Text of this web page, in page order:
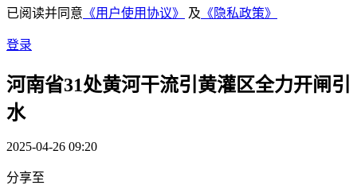
已阅读并同意 《用户使用协议》 及 《隐私政策》
登录
河南省31处黄河干流引黄灌区全力开闸引
水
2025-04-26 09:20
分享至